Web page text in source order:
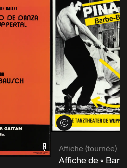
Voir les crédits
Affiche (tournée)
Affiche de «